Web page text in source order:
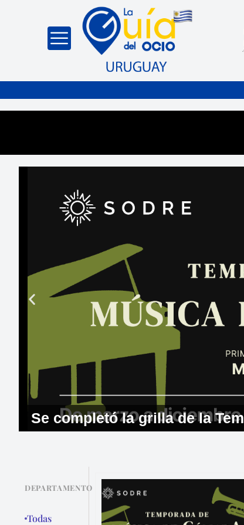
Se completó la grilla de la
DEPARTAMENTO
Todas